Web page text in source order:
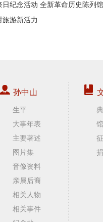
日纪念活动 全新革命历史陈列
游新活力
孙中山
生平
大事年表
主要著述
图片集
音像资料
亲属后裔
相关人物
相关事件